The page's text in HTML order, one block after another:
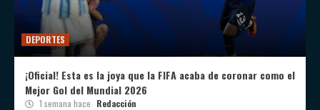
DEPORTES
¡Oficial! Esta es la joya que la FIFA acaba de coronar como el
Mejor Gol del Mundial 2026
1 semana hace Redacción